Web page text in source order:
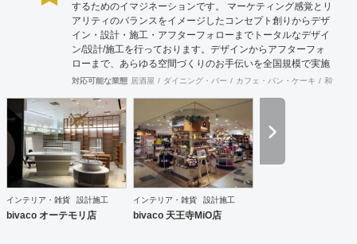
するためのイマジネーションです。 マーケティング感覚とリ
アリティのバランスをイメージしたコンセプト創りからデザ
イン・設計・施工・アフターフォローまでトータルなデザイ
ン/設計/施工を行っております。デザインからアフターフォ
ローまで、あらゆる空間づくりのお手伝いを全国規模で実施
できます。上海にもオフィスがございますので、中国での実
対応可能な業態 居酒屋 ダイニング・バー カフェ・パン・ケーキ 和食・
インテリア・雑貨 設計施工
bivaco オーテモリ店
インテリア・雑貨 設計施工
bivaco 天王寺MiO店